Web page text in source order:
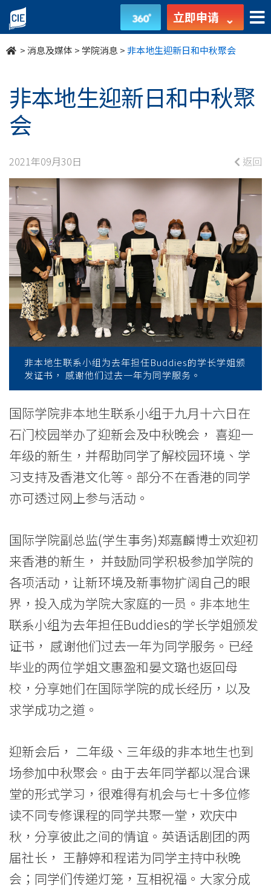
非
本
生
迎
新
日
和
中
秋
聚
会
学
消
息
国
际
学
院
香
港
浸
会
大
学
立即申请
>消息及媒体 >学院消息 >非本地生迎新日和中秋聚会
非本地生迎新日和中秋聚
会
2021年09月30日 返回
非本地生联系小组为去年担任Buddies的学长学姐颁
发证书， 感谢他们过去一年为同学服务。
国际学院非本地生联系小组于九月十六日在
石门校园举办了迎新会及中秋晚会， 喜迎一
年级的新生，并帮助同学了解校园环境、学
习支持及香港文化等。部分不在香港的同学
亦可透过网上参与活动。
国际学院副总监(学生事务)郑嘉麟博士欢迎初
来香港的新生， 并鼓励同学积极参加学院的
各项活动，让新环境及新事物扩阔自己的眼
界，投入成为学院大家庭的一员。非本地生
联系小组为去年担任Buddies的学长学姐颁发
证书， 感谢他们过去一年为同学服务。已经
毕业的两位学姐文惠盈和晏文璐也返回母
校，分享她们在国际学院的成长经历，以及
求学成功之道。
迎新会后， 二年级、三年级的非本地生也到
场参加中秋聚会。由于去年同学都以混合课
堂的形式学习，很难得有机会与七十多位修
读不同专修课程的同学共聚一堂，欢庆中
秋，分享彼此之间的情谊。英语话剧团的两
届社长， 王静婷和程诺为同学主持中秋晚
会；同学们传递灯笼，互相祝福。大家分成